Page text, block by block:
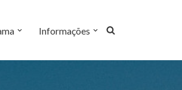
Informações